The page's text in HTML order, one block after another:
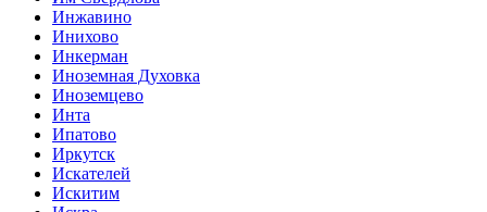
Инжавино
Инихово
Инкерман
Иноземная Духовка
Иноземцево
Инта
Ипатово
Иркутск
Искателей
Искитим